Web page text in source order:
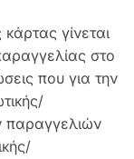
γίνεται
στο
που για την
παραγγελιών